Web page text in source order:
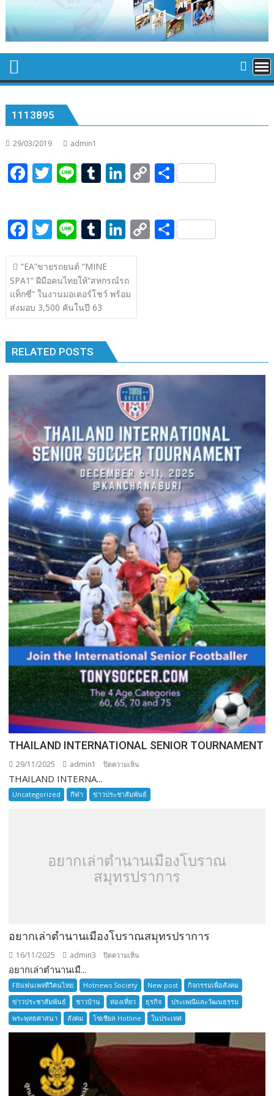
1113895
29/03/2019 admin1
F
b
o
o
k
T
er
Li T
bl
r
Li
e
dI
C
y
S
e
F
ac
e
b
o
o
k
T
w
itt
er
Li
n
e
T
u
m
bl
r
Li
n
e
n
C S
แนะแนว
เรื่อง
“EA”ขายรถยนต์ “MINE
SPA1” ฝีมือคนไทยให้“สหกรณ์รถ
แท็กซี่” ในงานมอเตอร์โชว์ พร้อม
ส่งมอบ 3,500 คันในปี 63
RELATED POSTS
THAILAND INTERNATIONAL SENIOR TOURNAMENT
29/11/2025 admin1 ปิดความเห็น
INTERNATIONAL
SENIOR
THAILAND INTERNA...
Uncategorized กีฬา ข่าวประชาสัมพันธ์
อยากเล่าตำนานเมืองโบราณ
สมุทรปราการ
อยากเล่าตำนานเมืองโบราณสมุทรปราการ
16/11/2025 admin3 ปิดความเห็น
เล่า
ตำนาน
เมือง
โบราณ
สมุทรปราการ
อยากเล่าตำนานเมื...
FBแฟนเพจทีวีคนไทย Hotnews Society New post
กิจกรรมเพื่อสังคม
ข่าวประชาสัมพันธ์
ชาวบ้าน ท่องเที่ยว ธุรกิจ
ประเพณีและวัฒนธรรม
พระพุทธศาสนา
สังคม โซเซียล Hotline ในประเทศ